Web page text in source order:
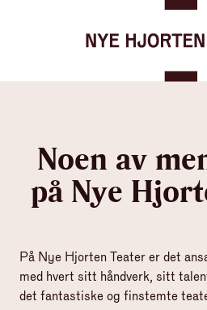
Gå
Noen av
på Nye
På Nye Hjorten Teater er det
med hvert sitt håndverk, sitt
det fantastiske og finstemte